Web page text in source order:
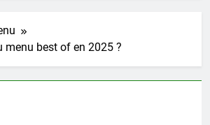
menu best of en 2025 ?